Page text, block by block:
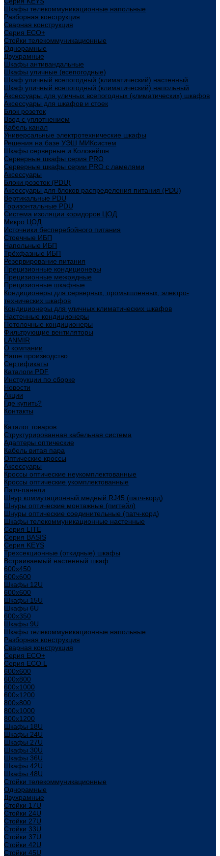
Шкафы телекоммуникационные напольные
Разборная конструкция
Сварная конструкция
Серия ECO+
Стойки телекоммуникационные
Однорамные
Двухрамные
Шкафы антивандальные
Шкафы уличные (всепогодные)
Шкаф уличный всепогодный (климатический) настенный
Шкаф уличный всепогодный (климатический) напольный
Аксессуары для уличных всепогодных (климатических) шкафов
Аксессуары для шкафов и стоек
Блок розеток
Ввод с уплотнением
Кабель канал
Универсальные электротехнические шкафы
Решения на базе УЭШ МИКсистем
Шкафы серверные и Колокейшн
Серверные шкафы серия PRO
Серверные шкафы серии PRO с ламелями
Аксессуары
Блоки розеток (PDU)
Аксессуары для блоков распределения питания (PDU)
Вертикальные PDU
Горизонтальные PDU
Система изоляции коридоров ЦОД
Микро ЦОД
Источники бесперебойного питания
Стоечные ИБП
Напольные ИБП
Трёхфазные ИБП
Резервирование питания
Прецизионные кондиционеры
Прецизионные межрядные
Прецизионные шкафные
Кондиционеры для серверных, промышленных, электро-
технических шкафов
Кондиционеры для уличных климатических шкафов
Настенные кондиционеры
Потолочные кондиционеры
Фильтрующие вентиляторы
LANMIR
О компании
Наше производство
Сертификаты
Каталоги PDF
Инструкции по сборке
Новости
Акции
Где купить?
Контакты
Каталог товаров
Структурированная кабельная система
Адаптеры оптические
Кабель витая пара
Оптические кроссы
Аксессуары
Кроссы оптические неукомплектованные
Кроссы оптические укомплектованные
Патч-панели
Шнур коммутационный медный RJ45 (патч-корд)
Шнуры оптические монтажные (пигтейл)
Шнуры оптические соединительные (патч-корд)
Шкафы телекоммуникационные настенные
Cерия LITE
Cерия BASIS
Cерия KEYS
Трехсекционные (откидные) шкафы
Встраиваемый настенный шкаф
600x450
600x600
Шкафы 12U
600x600
Шкафы 15U
Шкафы 6U
600x350
Шкафы 9U
Шкафы телекоммуникационные напольные
Разборная конструкция
Сварная конструкция
Серия ECO+
Серия ECO L
600x600
600x800
600х1000
600х1200
800x800
800х1000
800х1200
Шкафы 18U
Шкафы 24U
Шкафы 27U
Шкафы 30U
Шкафы 36U
Шкафы 42U
Шкафы 48U
Стойки телекоммуникационные
Однорамные
Двухрамные
Стойки 17U
Стойки 24U
Стойки 27U
Стойки 33U
Стойки 37U
Стойки 42U
Стойки 45U